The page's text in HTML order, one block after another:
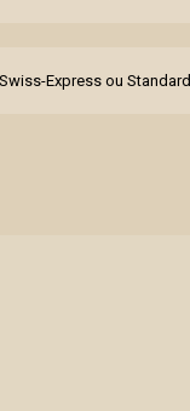
Express ou Standard